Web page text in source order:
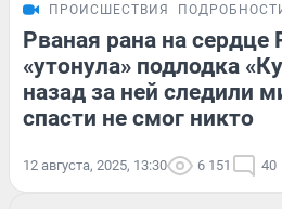
ПРОИСШЕСТВИЯ
Рваная рана на сердце
«утонула» подлодка
назад за ней следили
спасти не смог никто
12 августа, 2025, 13:30 6 151 40